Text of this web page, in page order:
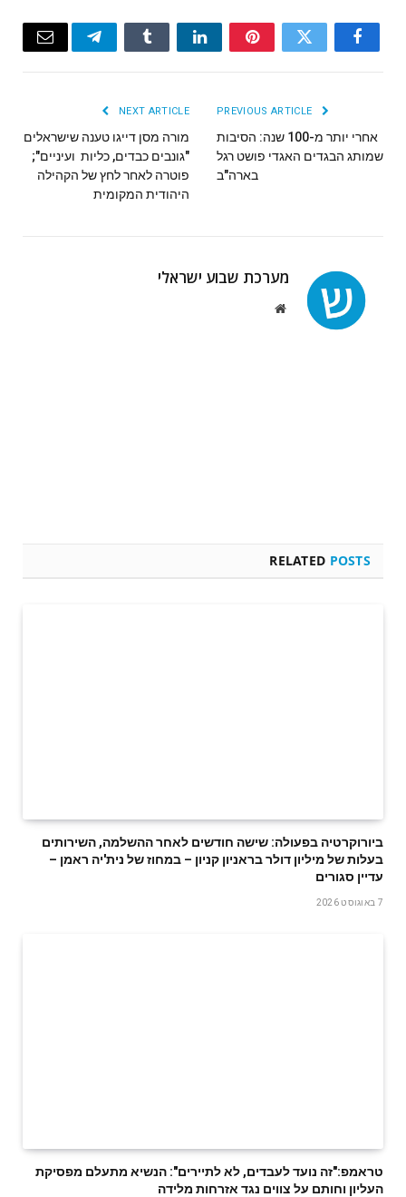
Facebook
Twitter
Pinterest
LinkedIn
Tumblr
Telegram
Email
אחרי יותר מ-100 שנה: הסיבות
שמותג הבגדים האגדי פושט רגל
בארה"ב
NEXT ARTICLE
מורה מסן דייגו טענה שישראלים
"גונבים כבדים, כליות ועיניים";
פוטרה לאחר לחץ של הקהילה
היהודית המקומית
מערכת שבוע ישראלי
Website
RELATED POSTS
ביורוקרטיה בפעולה: שישה חודשים לאחר ההשלמה, השירותים
בעלות של מיליון דולר בראניון קניון – במחוז של נית'יה ראמן –
עדיין סגורים
7 באוגוסט 2026
טראמפ:"זה נועד לעבדים, לא לתיירים": הנשיא מתעלם מפסיקת
העליון וחותם על צווים נגד אזרחות מלידה